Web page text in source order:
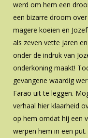
werd om hem een
een bizarre droom
magere koeien en
als zeven vette jaren
onder de indruk van
onderkoning maakt!
gevangene waardig
Farao uit te leggen.
verhaal hier klaarheid
op hem omdat hij een
werpen hem in een